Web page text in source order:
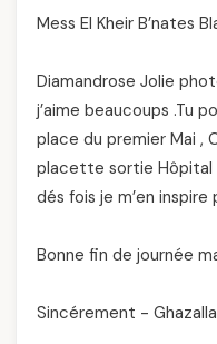
Mess El Kheir B’nates
Diamandrose Jolie
j’aime beaucoups .Tu
place du premier Mai ,
placette sortie Hôpital
dés fois je m’en
Bonne fin de journée
Sincérement -